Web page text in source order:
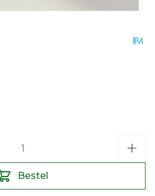
Bestel